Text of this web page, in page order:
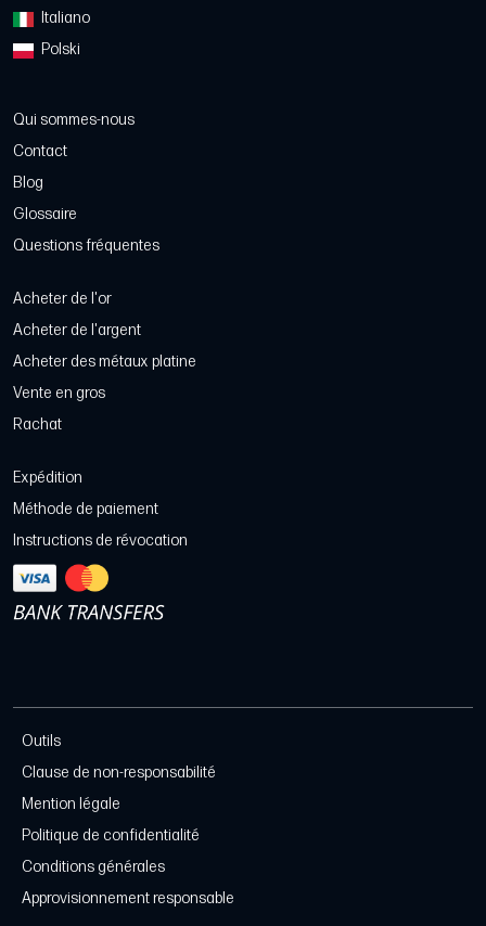
Italiano
Polski
Qui sommes-nous
Contact
Blog
Glossaire
Questions fréquentes
Acheter de l'or
Acheter de l'argent
Acheter des métaux platine
Vente en gros
Rachat
Expédition
Méthode de paiement
Instructions de révocation
Outils
Clause de non-responsabilité
Mention légale
Politique de confidentialité
Conditions générales
Approvisionnement responsable